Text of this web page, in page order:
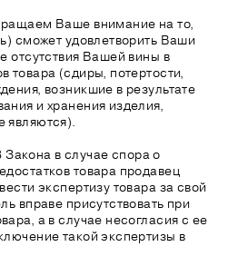
Ваше внимание на то,
сможет удовлетворить Ваши
отсутствия Вашей вины в
товара (сдиры, потертости,
возникшие в результате
и хранения изделия,
являются).
Закона в случае спора о
товара продавец
экспертизу товара за свой
вправе присутствовать при
а в случае несогласия с ее
такой экспертизы в